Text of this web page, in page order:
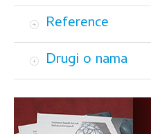
Reference
Drugi o nama